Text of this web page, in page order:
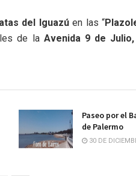
del Iguazúen las “
de la Avenida 9 de
Paseo por el
de Palermo
30 DE